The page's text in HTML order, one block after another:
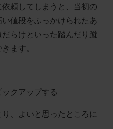
頼してしまうと、当初の
値段をふっかけられたあ
らけといった踏んだり蹴
ます。
クアップする
、よいと思ったところに